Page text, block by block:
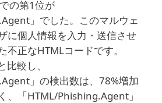
の第1位が
」でした。このマルウェ
に個人情報を入力・送信させ
不正なHTMLコードです。
較し、
」の検出数は、78%増加
、「HTML/Phishing.Agent」